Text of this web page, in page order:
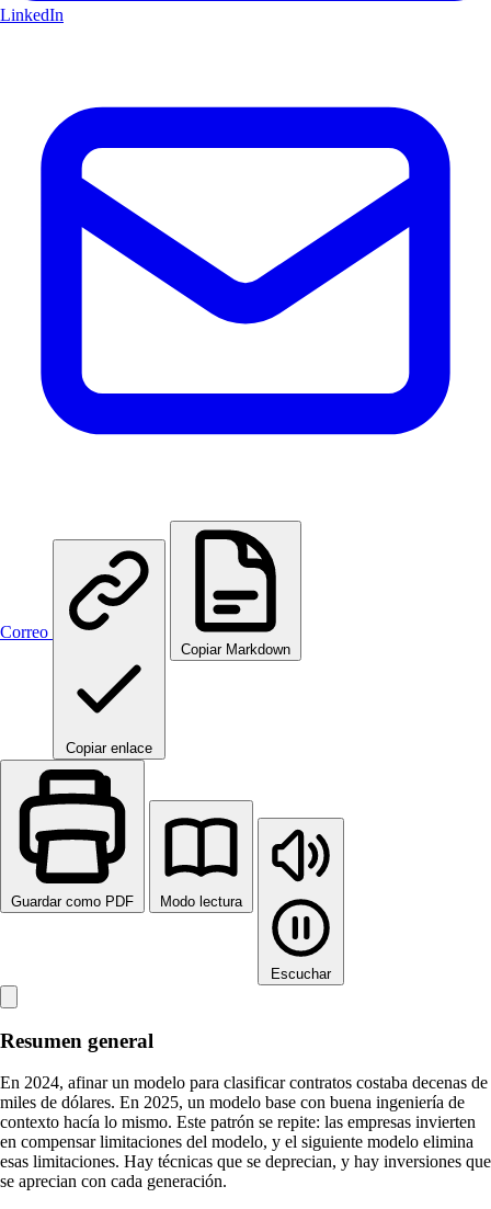
LinkedIn
Correo
Copiar enlace
Copiar Markdown
Guardar como PDF Modo lectura
Escuchar
Resumen general
En 2024, afinar un modelo para clasificar contratos costaba decenas de
miles de dólares. En 2025, un modelo base con buena ingeniería de
contexto hacía lo mismo. Este patrón se repite: las empresas invierten
en compensar limitaciones del modelo, y el siguiente modelo elimina
esas limitaciones. Hay técnicas que se deprecian, y hay inversiones que
se aprecian con cada generación.